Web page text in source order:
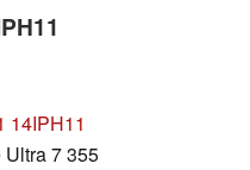
14IPH11
Ultra 7 355